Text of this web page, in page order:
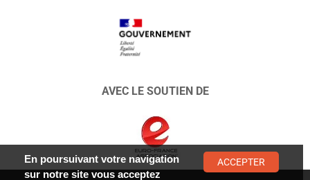
AVEC LE SOUTIEN DE
En poursuivant votre navigation
sur notre site vous acceptez
ACCEPTER